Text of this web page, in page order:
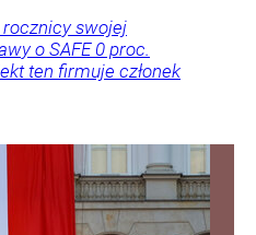
swojej
o SAFE 0 proc.
ten firmuje członek